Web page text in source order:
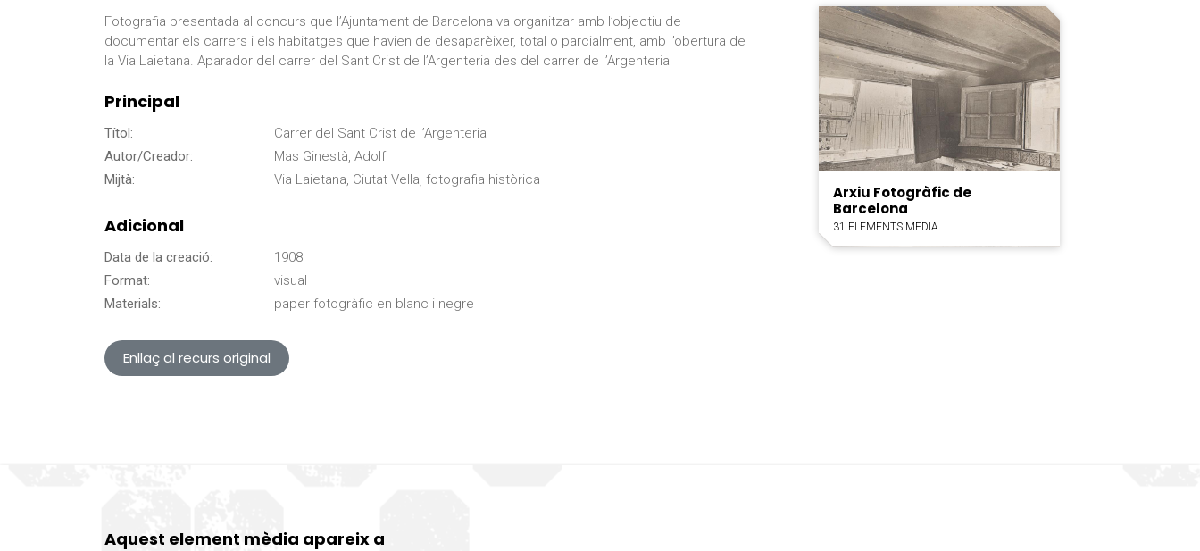
Fotografia presentada al concurs que l’Ajuntament de Barcelona va organitzar amb l’objectiu de
documentar els carrers i els habitatges que havien de desaparèixer, total o parcialment, amb l’obertura de
la Via Laietana. Aparador del carrer del Sant Crist de l’Argenteria des del carrer de l’Argenteria
Principal
Títol:
Carrer del Sant Crist de l’Argenteria
Autor/Creador:
Mas Ginestà, Adolf
Mijtà:
Via Laietana, Ciutat Vella, fotografia històrica
Adicional
Data de la creació:
1908
Format:
visual
Materials:
paper fotogràfic en blanc i negre
Enllaç al recurs original
Arxiu Fotogràfic de
Barcelona
31 ELEMENTS MÈDIA
Aquest element mèdia apareix a